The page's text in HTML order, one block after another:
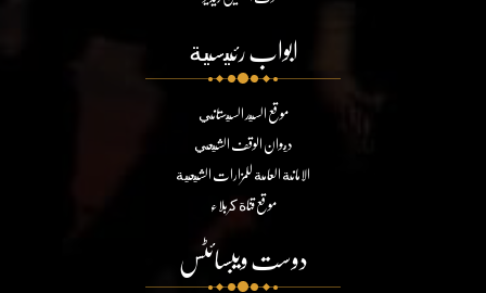
ابواب رئيسية
موقع السيد السيستاني
ديوان الوقف الشيعي
الامانة العامة للمزارات الشيعية
موقع قناة كربلاء
دوست ویبسائٹس